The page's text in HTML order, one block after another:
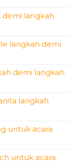
demi langkah
langkah demi
demi langkah
langkah
untuk acara
untuk acara